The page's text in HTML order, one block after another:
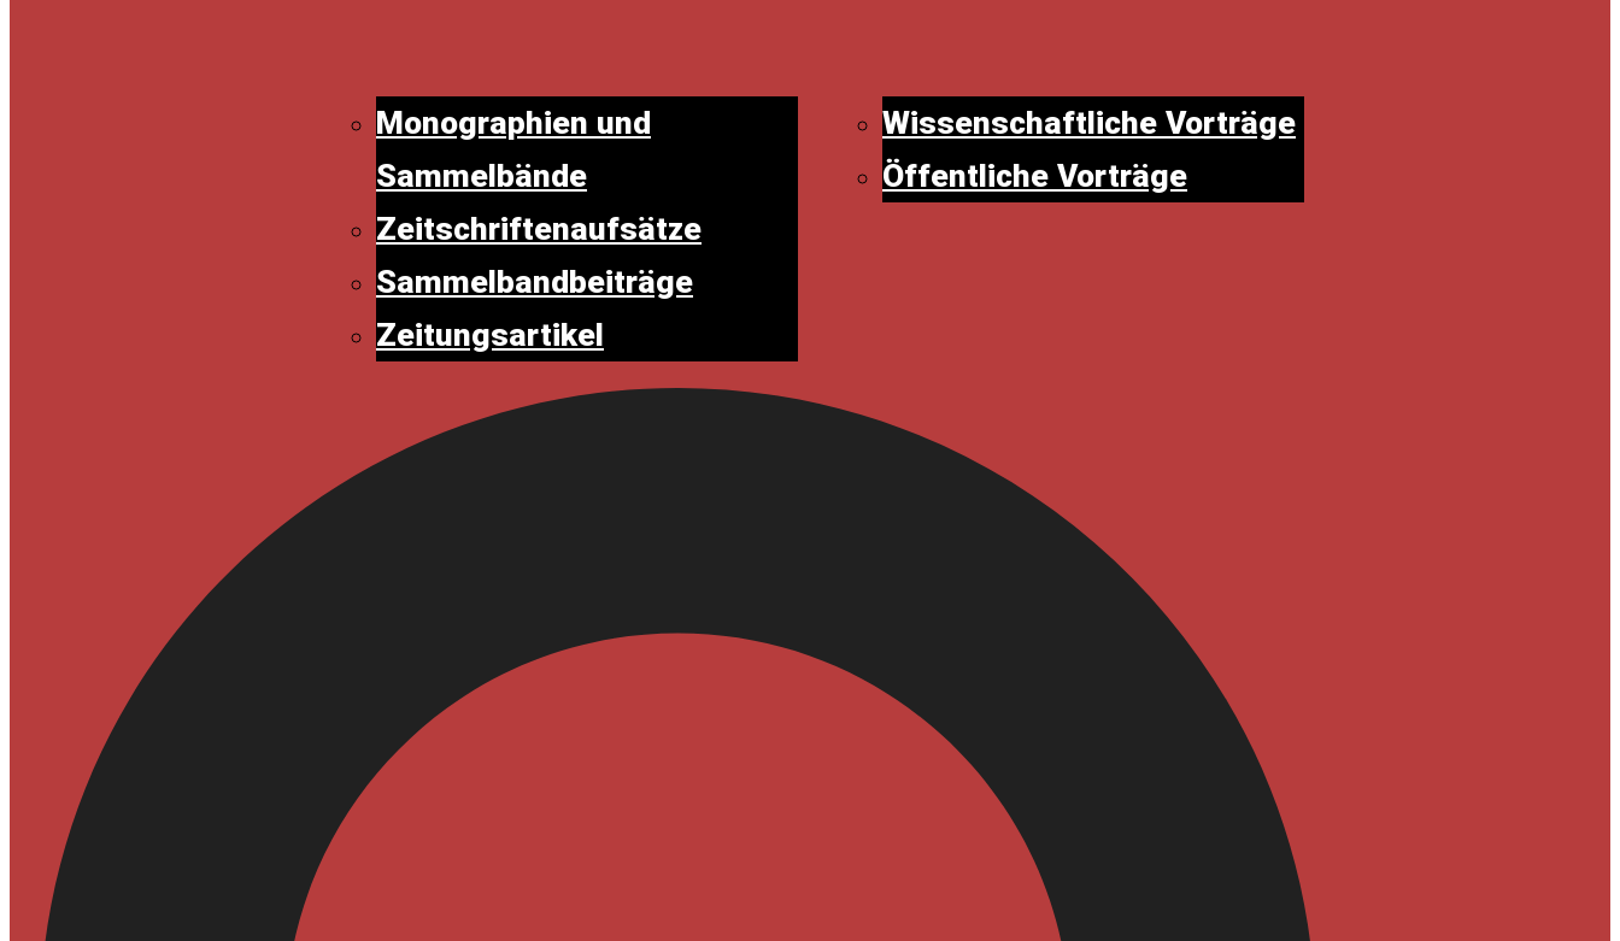
Monographien und
Sammelbände
Zeitschriftenaufsätze
Sammelbandbeiträge
Zeitungsartikel
Wissenschaftliche Vorträge
Öffentliche Vorträge